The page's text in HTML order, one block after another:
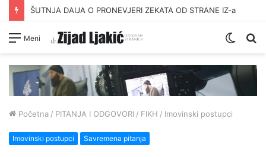
ŠUTNJA DAIJA O PRONEVJERI ZEKATA OD STRANE IZ-a
Meni
Switch
Početna / PITANJA I ODGOVORI / FIKH / Imovinski postupci
Imovinski postupci Savremena pitanja